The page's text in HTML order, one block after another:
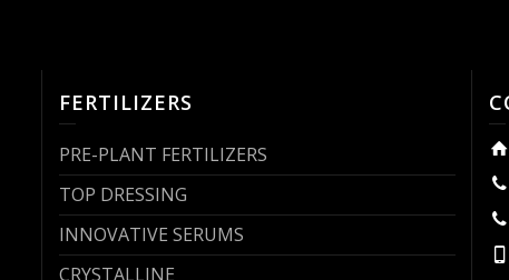
FERTILIZERS
PRE-PLANT FERTILIZERS
TOP DRESSING
INNOVATIVE SERUMS
CRYSTALLINE